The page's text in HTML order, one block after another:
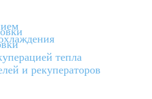
тепла
и рекуператоров